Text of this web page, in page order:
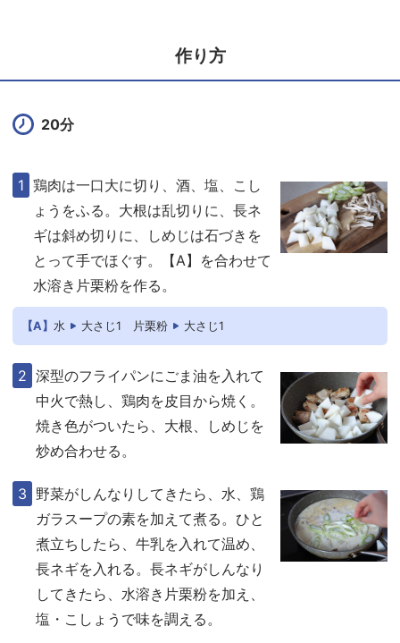
作り方
20分
鶏肉は一口大に切り、酒、塩、こし
ょうをふる。大根は乱切りに、長ネ
ギは斜め切りに、しめじは石づきを
とって手でほぐす。【A】を合わせて
水溶き片栗粉を作る。
【A】 水 大さじ1 片栗粉 大さじ1
深型のフライパンにごま油を入れて
中火で熱し、鶏肉を皮目から焼く。
焼き色がついたら、大根、しめじを
炒め合わせる。
野菜がしんなりしてきたら、水、鶏
ガラスープの素を加えて煮る。ひと
煮立ちしたら、牛乳を入れて温め、
長ネギを入れる。長ネギがしんなり
してきたら、水溶き片栗粉を加え、
塩・こしょうで味を調える。